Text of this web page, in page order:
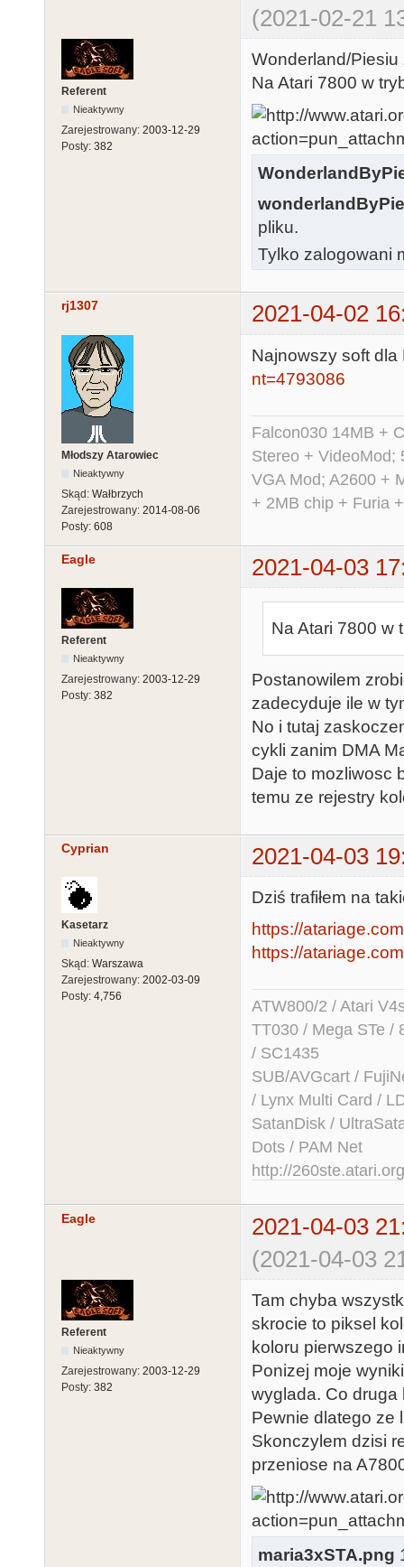
(2021-02-21
Referent
Nieaktywny
Zarejestrowany: 2003-12-29
Posty: 382
Wonderland/Piesiu
Na Atari 7800 w
pliku.
Tylko zalogowani
rj1307 2021-04-02
Młodszy Atarowiec
Nieaktywny
Skąd: Wałbrzych
Zarejestrowany: 2014-08-06
Posty: 608
Najnowszy soft
nt=4793086
Falcon030 14MB +
Stereo + VideoMod;
VGA Mod; A2600 +
+ 2MB chip + Furia
Eagle 2021-04-03
Referent
Nieaktywny
Zarejestrowany: 2003-12-29
Posty: 382
Na Atari 7800 w
Postanowilem
zadecyduje ile w
No i tutaj
cykli zanim DMA
Daje to mozliwosc
temu ze rejestry
Cyprian 2021-04-03
Kasetarz
Nieaktywny
Skąd: Warszawa
Zarejestrowany: 2002-03-09
Posty: 4,756
Dziś trafiłem na
https://
https://
ATW800/2 / Atari
TT030 / Mega STe /
/ SC1435
SUB/AVGcart /
/ Lynx Multi Card /
SatanDisk /
Dots / PAM Net
http://260ste.atari.org
Eagle
2021-04-03
(2021-04-03
Referent
Nieaktywny
Zarejestrowany: 2003-12-29
Posty: 382
Tam chyba
skrocie to piksel
koloru pierwszego
Ponizej moje
wyglada. Co druga
Pewnie dlatego ze
Skonczylem dzisi
przeniose na
maria3xSTA.png